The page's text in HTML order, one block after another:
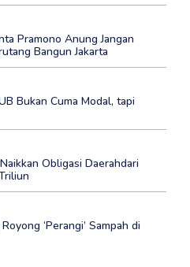
Pramono Anung Jangan
Bangun Jakarta
Bukan Cuma Modal, tapi
Obligasi Daerahdari
‘Perangi’ Sampah di